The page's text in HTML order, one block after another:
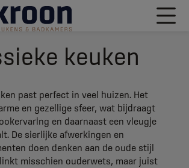
keuken
past perfect in veel huizen. Het
en gezellige sfeer, wat bijdraagt
en daarnaast een vleugje
De sierlijke afwerkingen en
doen denken aan de oude stijl
misschien ouderwets, maar juist